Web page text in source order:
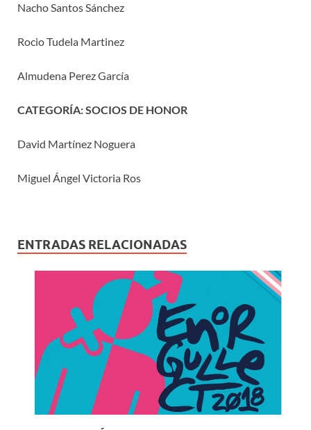
Nacho Santos Sánchez
Rocio Tudela Martinez
Almudena Perez García
CATEGORÍA: SOCIOS DE HONOR
David Martínez Noguera
Miguel Ángel Victoria Ros
ENTRADAS RELACIONADAS